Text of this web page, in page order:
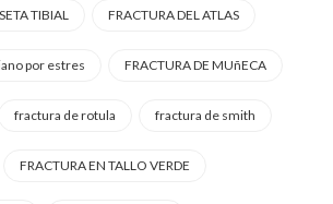
TIBIAL FRACTURA DEL ATLAS
por estres FRACTURA DE MUñECA
fractura de rotula fractura de smith
FRACTURA EN TALLO VERDE